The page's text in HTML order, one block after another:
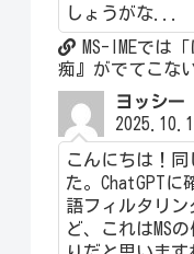
しょうがな...
MS-IMEでは
痴』がでてこな
ヨッシー
こんにちは！
た。ChatGPTに
語フィルタリ
ど、これはMS